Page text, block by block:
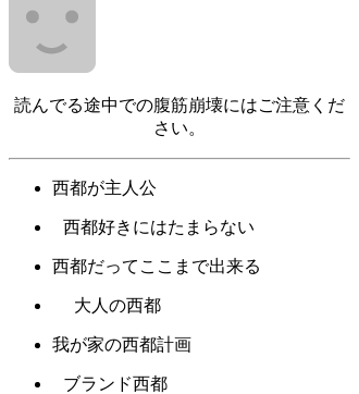
読んでる途中での腹筋崩壊にはご注意くだ
さい。
西都が主人公
西都好きにはたまらない
西都だってここまで出来る
大人の西都
我が家の西都計画
ブランド西都